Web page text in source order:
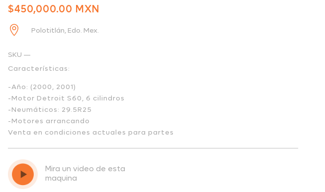
$450,000.00
 Polotitlán, Edo. Mex.
SKU —
Características:
-Año: (2000, 2001)
-Motor Detroit S60, 6 cilindros
-Neumáticos: 29.5R25
-Motores arrancando
Venta en condiciones actuales para partes
Mira un video de esta
maquina